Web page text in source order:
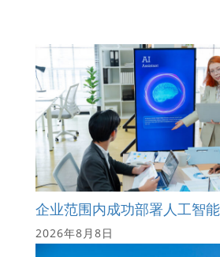
企业范围内成功部署人工智
2026年8月8日